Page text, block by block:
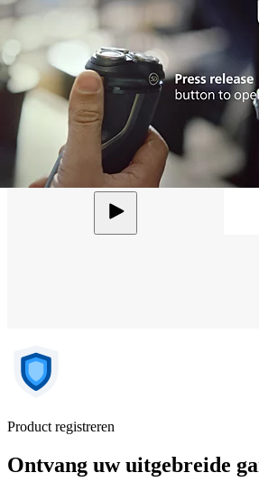
Product registreren
Ontvang uw uitgebreide